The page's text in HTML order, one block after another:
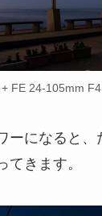
FE 24-105mm
ーになると、
てきます。